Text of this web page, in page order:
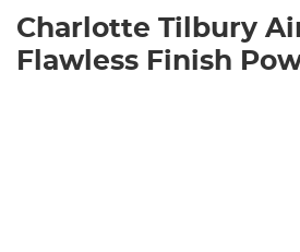
Charlotte Tilbury
Flawless Finish